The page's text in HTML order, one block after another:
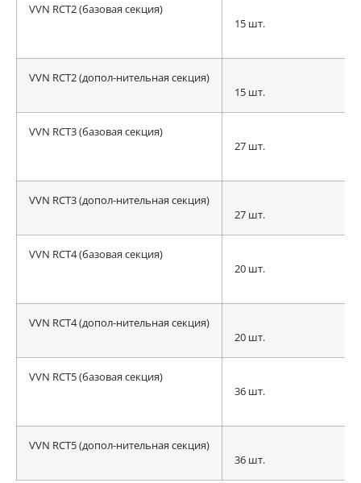
VVN RCT2 (базовая секция)
15 шт.
VVN RCT2 (допол-нительная секция)
15 шт.
VVN RCT3 (базовая секция)
27 шт.
VVN RCT3 (допол-нительная секция)
27 шт.
VVN RCT4 (базовая секция)
20 шт.
VVN RCT4 (допол-нительная секция)
20 шт.
VVN RCT5 (базовая секция)
36 шт.
VVN RCT5 (допол-нительная секция)
36 шт.